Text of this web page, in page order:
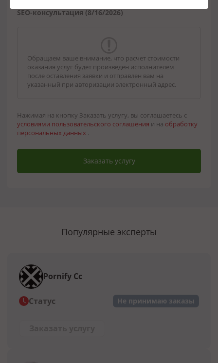
SEO-консультация (8/16/2026)
Обращаем ваше внимание, что расчет стоимости
оказания услуг будет произведен исполнителем
после оставления заявки и отправлен вам на
указанный при авторизации электронный адрес.
Нажимая на кнопку Заказать услугу, вы соглашаетесь с
условиями пользовательского соглашения и на обработку
персональных данных .
Заказать услугу
Популярные эксперты
Pornify Cc
Статус Не принимаю заказы